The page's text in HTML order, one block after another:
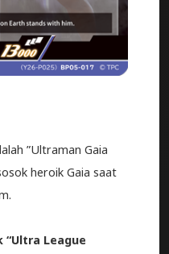
”Ultraman Gaia
heroik Gaia saat
“Ultra League